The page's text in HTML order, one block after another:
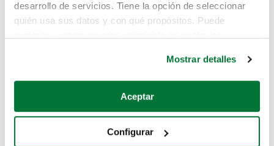
desarrollo de servicios. Tiene la opción de seleccionar
quién usa sus datos y con qué propósitos. Puede
Si lo permite, también quisiéramos:
Recopilar información sobre su ubicación geográfica
Identificar su dispositivo analizándolo activamente
Mostrar detalles
Aceptar
Configurar
Pero puedes encontrar el coche que estás
buscando en alguno de estos enlaces:
Coches de segunda mano
Coches de km0